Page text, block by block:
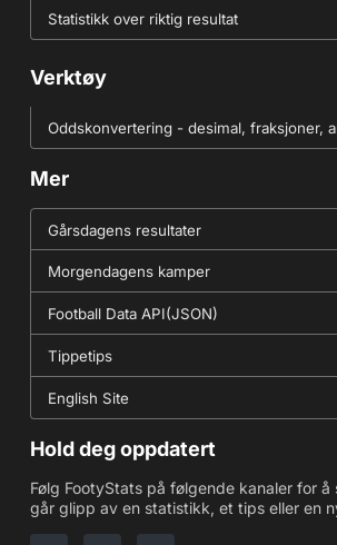
Statistikk over riktig resultat
Verktøy
Oddskonvertering - desimal, fraksjoner,
Mer
Gårsdagens resultater
Morgendagens kamper
Football Data API(JSON)
Tippetips
English Site
Hold deg oppdatert
Følg FootyStats på følgende kanaler for
går glipp av en statistikk, et tips eller en